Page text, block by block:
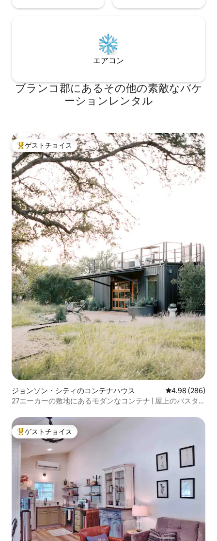
エアコン
ブランコ郡にあるその他の素敵なバケ
ーションレンタル
大好評のゲストチョイスです。
ゲストチョイス
ジョンソン・シティのコンテナハウス レビュー286
4.98 (286)
27エーカーの敷地にあるモダンなコンテナ | 屋上のバスタ
大好評のゲストチョイスです。
ゲストチョイス